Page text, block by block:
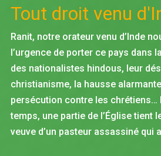
Tout droit venu
Ranit, notre orateur venu d’Inde
l’urgence de porter ce pays dans
des nationalistes hindous, leur
christianisme, la hausse
persécution contre les chrétiens…
temps, une partie de l’Église tient
veuve d’un pasteur assassiné qui